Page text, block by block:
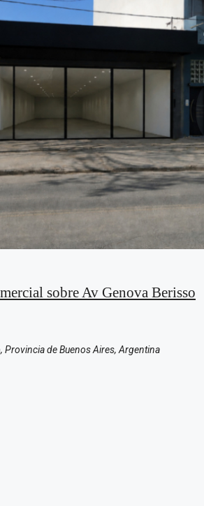
sobre Av Genova Berisso
Provincia de Buenos Aires, Argentina